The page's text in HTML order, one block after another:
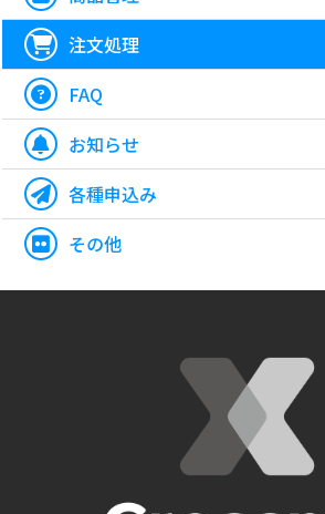
注文処理
FAQ
お知らせ
各種申込み
その他